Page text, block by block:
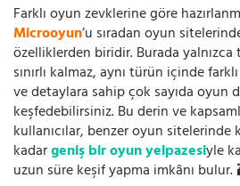
Farklı oyun zevklerine göre
Microoyun’u sıradan oyun
özelliklerden biridir. Burada
sınırlı kalmaz, aynı türün içinde
ve detaylara sahip çok sayıda oyun
keşfedebilirsiniz. Bu derin ve
kullanıcılar, benzer oyun sitelerinde
kadargeniş bir oyun yelpazesiyle
uzun süre keşif yapma imkânı